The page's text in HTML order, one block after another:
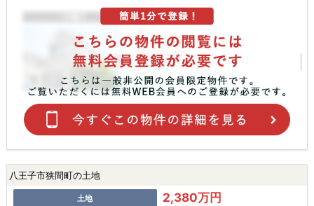
八王子市狭間町の土地
土地 2,380万円